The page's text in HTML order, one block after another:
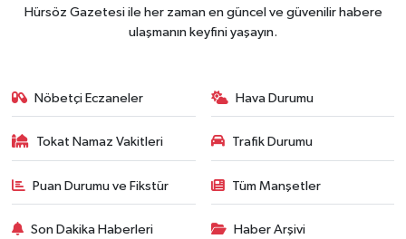
Hürsöz Gazetesi ile her zaman en güncel ve güvenilir habere
ulaşmanın keyfini yaşayın.
Nöbetçi Eczaneler Hava Durumu
Tokat Namaz Vakitleri Trafik Durumu
Puan Durumu ve Fikstür Tüm Manşetler
Son Dakika Haberleri Haber Arşivi